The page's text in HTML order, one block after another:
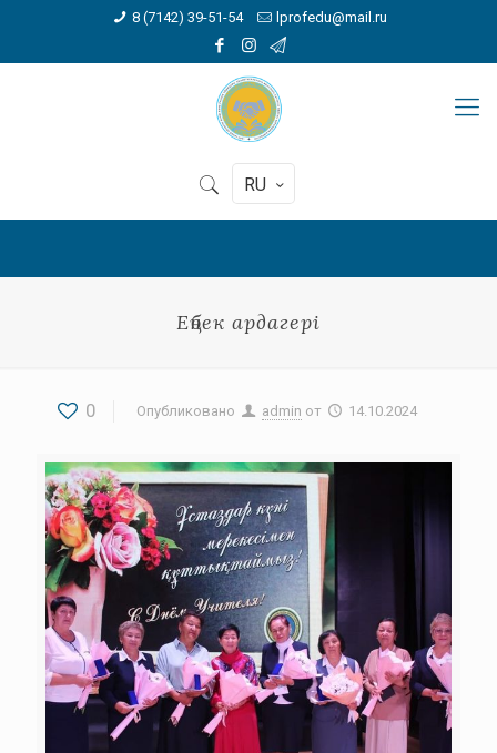
8 (7142) 39-51-54 lprofedu@mail.ru
RU
Еңбек ардагері
0 Опубликовано admin от 14.10.2024